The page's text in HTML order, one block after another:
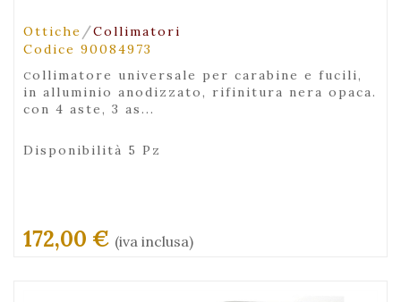
Ottiche /Collimatori
Codice 90084973
collimatore universale per carabine e fucili,
in alluminio anodizzato, rifinitura nera opaca.
con 4 aste, 3 as...
Disponibilità 5 Pz
172,00 € (iva inclusa)